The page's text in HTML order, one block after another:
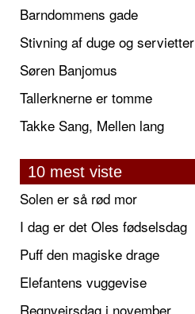
Barndommens gade
Stivning af duge og servietter
Søren Banjomus
Tallerknerne er tomme
Takke Sang, Mellen lang
10 mest viste
Solen er så rød mor
I dag er det Oles fødselsdag
Puff den magiske drage
Elefantens vuggevise
Regnvejrsdag i november